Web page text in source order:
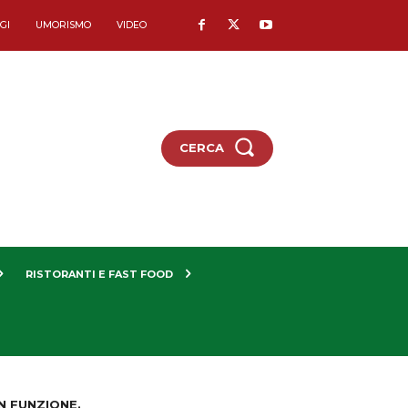
UMORISMO VIDEO
CERCA
RISTORANTI E FAST FOOD
FUNZIONE.